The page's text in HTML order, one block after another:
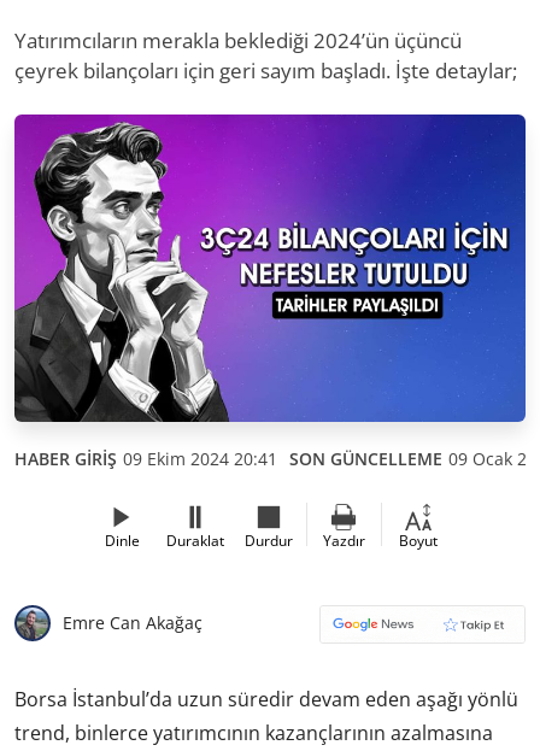
Yatırımcıların merakla beklediği 2024’ün üçüncü
çeyrek bilançoları için geri sayım başladı. İşte detaylar;
HABER GİRİŞ 09 Ekim 2024 20:41 SON GÜNCELLEME 09 Ocak
Dinle Duraklat Durdur Yazdır Boyut
Emre Can Akağaç
Borsa İstanbul’da uzun süredir devam eden aşağı yönlü
trend, binlerce yatırımcının kazançlarının azalmasına